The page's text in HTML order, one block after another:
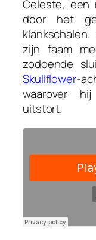
Celeste, een
door het
zijn faam
zodoende
Skullflower-
waarover
uitstort.